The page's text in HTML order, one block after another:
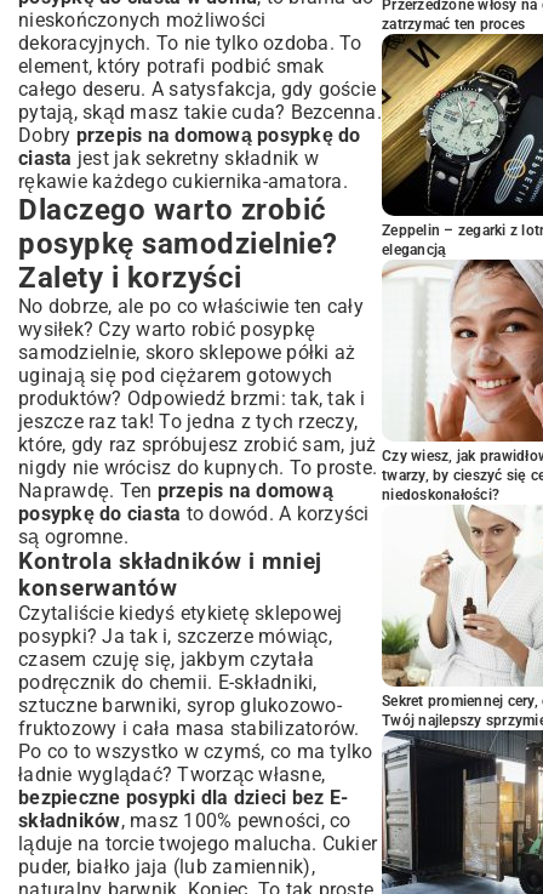
piękny odcień
Aromaty i ekstrakty – wzbogacenie smaku
Posypki strukturalne – od chrupiących do
miękkich
Przechowywanie domowych posypek –
jak zachować świeżość na dłużej?
Kreatywne zastosowania posypek – nie
tylko do ciasta!
Dekoracja babeczek, ciasteczek i innych
deserów
Niespodzianka w serniku z czekoladową
kruszonką
Najczęstsze pytania i porady dotyczące
domowej posypki
Jak uniknąć rozpuszczania się posypki?
Czy można zrobić posypkę bez cukru?
Podsumowanie: Twoja kuchnia pełna
kolorowych inspiracji!
nieskończonych możliwości
dekoracyjnych. To nie tylko ozdoba. To
element, który potrafi podbić smak
całego deseru. A satysfakcja, gdy goście
pytają, skąd masz takie cuda? Bezcenna.
Dobry przepis na domową posypkę do
ciasta jest jak sekretny składnik w
rękawie każdego cukiernika-amatora.
Dlaczego warto zrobić
posypkę samodzielnie?
Zalety i korzyści
No dobrze, ale po co właściwie ten cały
wysiłek? Czy warto robić posypkę
samodzielnie, skoro sklepowe półki aż
uginają się pod ciężarem gotowych
produktów? Odpowiedź brzmi: tak, tak i
jeszcze raz tak! To jedna z tych rzeczy,
które, gdy raz spróbujesz zrobić sam, już
nigdy nie wrócisz do kupnych. To proste.
Naprawdę. Ten przepis na domową
posypkę do ciasta to dowód. A korzyści
są ogromne.
Kontrola składników i mniej
konserwantów
Czytaliście kiedyś etykietę sklepowej
posypki? Ja tak i, szczerze mówiąc,
czasem czuję się, jakbym czytała
podręcznik do chemii. E-składniki,
sztuczne barwniki, syrop glukozowo-
fruktozowy i cała masa stabilizatorów.
Po co to wszystko w czymś, co ma tylko
ładnie wyglądać? Tworząc własne,
bezpieczne posypki dla dzieci bez E-
składników, masz 100% pewności, co
ląduje na torcie twojego malucha. Cukier
puder, białko jaja (lub zamiennik),
Przerzedzone włosy
zatrzymać ten proces
Zeppelin – zegarki z
elegancją
Czy wiesz, jak
twarzy, by cieszyć się
niedoskonałości?
Sekret promiennej
Twój najlepszy